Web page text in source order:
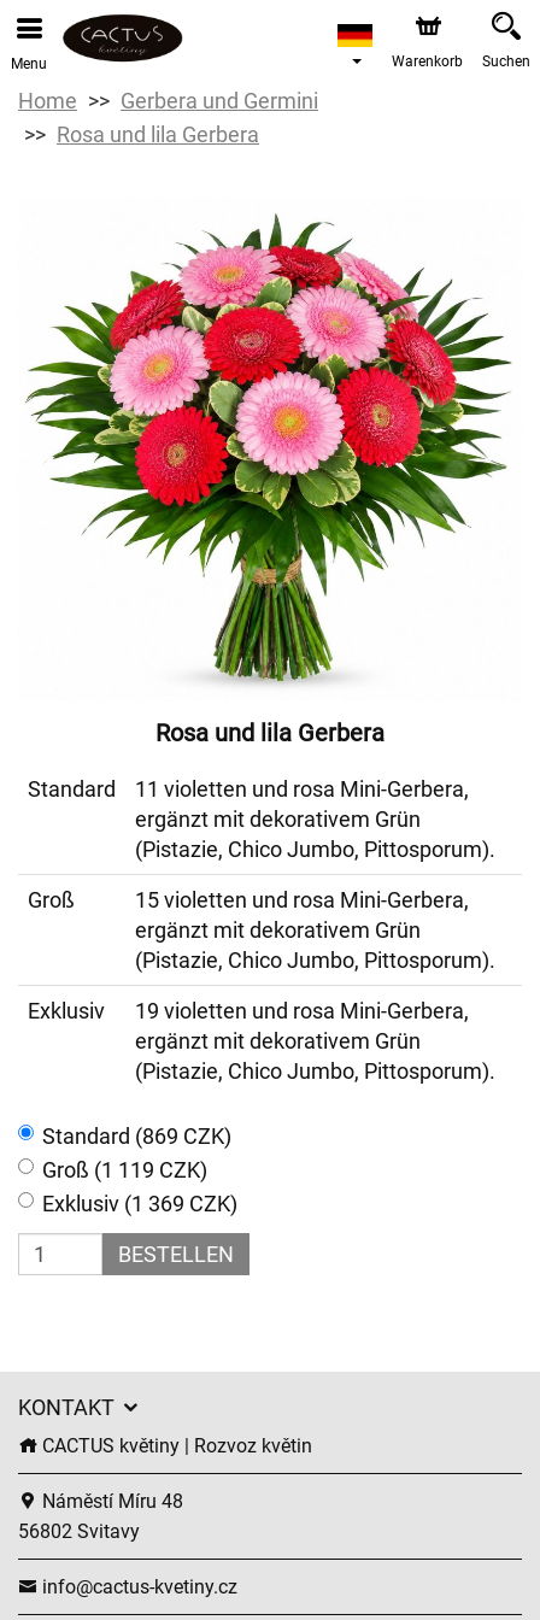
Menu Warenkorb Suchen
Home
Gerbera und Germini
Rosa und lila Gerbera
Rosa und lila Gerbera
Standard
11 violetten und rosa Mini-Gerbera,
ergänzt mit dekorativem Grün
(Pistazie, Chico Jumbo, Pittosporum).
Groß
15 violetten und rosa Mini-Gerbera,
ergänzt mit dekorativem Grün
(Pistazie, Chico Jumbo, Pittosporum).
Exklusiv
19 violetten und rosa Mini-Gerbera,
ergänzt mit dekorativem Grün
(Pistazie, Chico Jumbo, Pittosporum).
Standard (869 CZK)
Groß (1 119 CZK)
Exklusiv (1 369 CZK)
BESTELLEN
KONTAKT
CACTUS květiny | Rozvoz květin
Náměstí Míru 48
56802 Svitavy
info@cactus-kvetiny.cz